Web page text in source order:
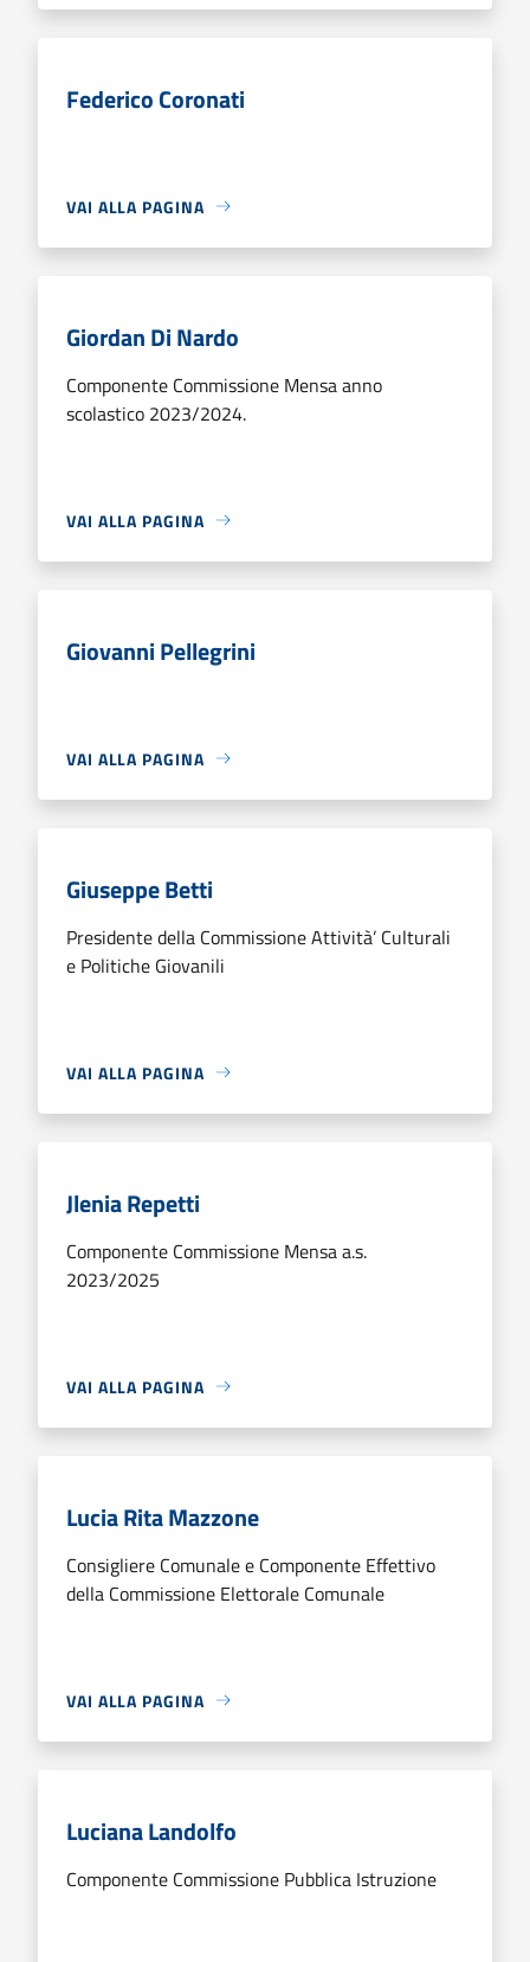
Federico Coronati
VAI ALLA PAGINA
Giordan Di Nardo
Componente Commissione Mensa anno
scolastico 2023/2024.
VAI ALLA PAGINA
Giovanni Pellegrini
VAI ALLA PAGINA
Giuseppe Betti
Presidente della Commissione Attività’ Culturali
e Politiche Giovanili
VAI ALLA PAGINA
Jlenia Repetti
Componente Commissione Mensa a.s.
2023/2025
VAI ALLA PAGINA
Lucia Rita Mazzone
Consigliere Comunale e Componente Effettivo
della Commissione Elettorale Comunale
VAI ALLA PAGINA
Luciana Landolfo
Componente Commissione Pubblica Istruzione